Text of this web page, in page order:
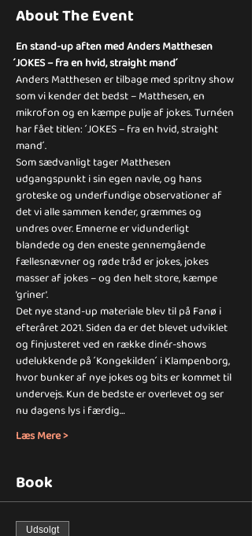
About The Event
En stand-up aften med Anders Matthesen
́JOKES – fra en hvid, straight mand ́
Anders Matthesen er tilbage med spritny show
som vi kender det bedst – Matthesen, en
mikrofon og en kæmpe pulje af jokes. Turnéen
har fået titlen:  ́JOKES – fra en hvid, straight
mand ́.
Som sædvanligt tager Matthesen
udgangspunkt i sin egen navle, og hans
groteske og underfundige observationer af
det vi alle sammen kender, græmmes og
undres over. Emnerne er vidunderligt
blandede og den eneste gennemgående
fællesnævner og røde tråd er jokes, jokes
masser af jokes – og den helt store, kæmpe
’griner’.
Det nye stand-up materiale blev til på Fanø i
efteråret 2021. Siden da er det blevet udviklet
og finjusteret ved en række dinér-shows
udelukkende på  ́Kongekilden ́ i Klampenborg,
hvor bunker af nye jokes og bits er kommet til
undervejs. Kun de bedste er overlevet og ser
nu dagens lys i færdig…
Læs Mere >
Book
Udsolgt